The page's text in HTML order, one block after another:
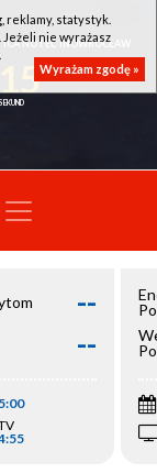
NOTEĆ INOWROCŁAW
15
--
--
reklamy, statystyk.
Jeżeli nie wyrażasz
Wyrażam zgodę »